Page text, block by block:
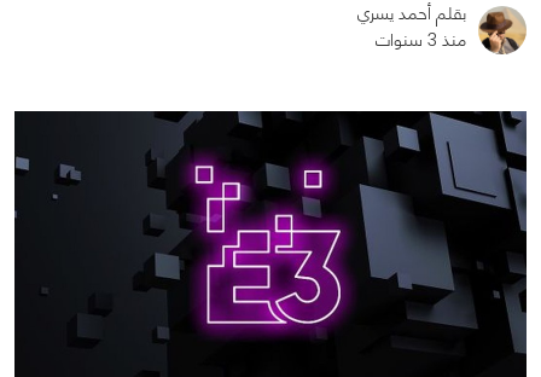
1908
بقلم أحمد يسري
منذ 3 سنوات